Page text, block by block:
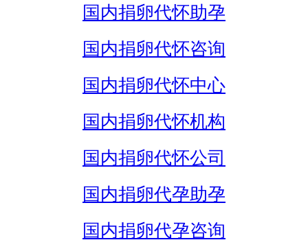
国内捐卵代怀助孕
国内捐卵代怀咨询
国内捐卵代怀中心
国内捐卵代怀机构
国内捐卵代怀公司
国内捐卵代孕助孕
国内捐卵代孕咨询